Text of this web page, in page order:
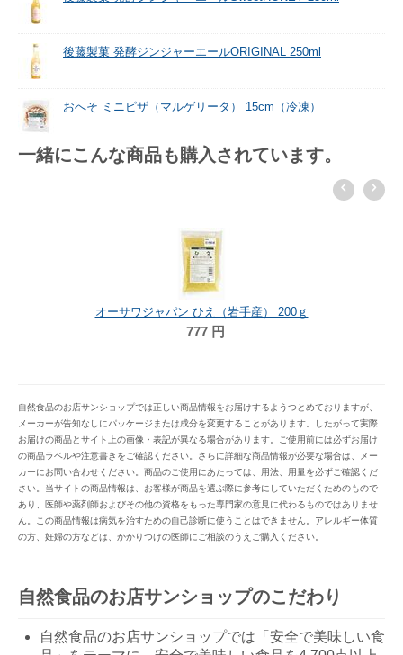
後藤製菓 発酵ジンジャーエールORIGINAL 250ml
おへそ ミニピザ（マルゲリータ） 15cm（冷凍）
一緒にこんな商品も購入されています。
オーサワジャパン ひえ（岩手産） 200ｇ
777 円
自然食品のお店サンショップでは正しい商品情報をお届けするようつとめておりますが、
メーカーが告知なしにパッケージまたは成分を変更することがあります。したがって実際
お届けの商品とサイト上の画像・表記が異なる場合があります。ご使用前には必ずお届け
の商品ラベルや注意書きをご確認ください。さらに詳細な商品情報が必要な場合は、メー
カーにお問い合わせください。商品のご使用にあたっては、用法、用量を必ずご確認くだ
さい。当サイトの商品情報は、お客様が商品を選ぶ際に参考にしていただくためのもので
あり、医師や薬剤師およびその他の資格をもった専門家の意見に代わるものではありませ
ん。この商品情報は病気を治すための自己診断に使うことはできません。アレルギー体質
の方、妊婦の方などは、かかりつけの医師にご相談のうえご購入ください。
自然食品のお店サンショップのこだわり
自然食品のお店サンショップでは「安全で美味しい食